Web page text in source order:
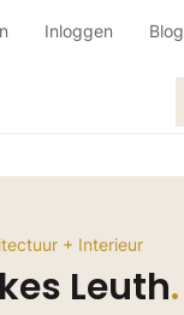
Inloggen Blog
+ Interieur
Leuth